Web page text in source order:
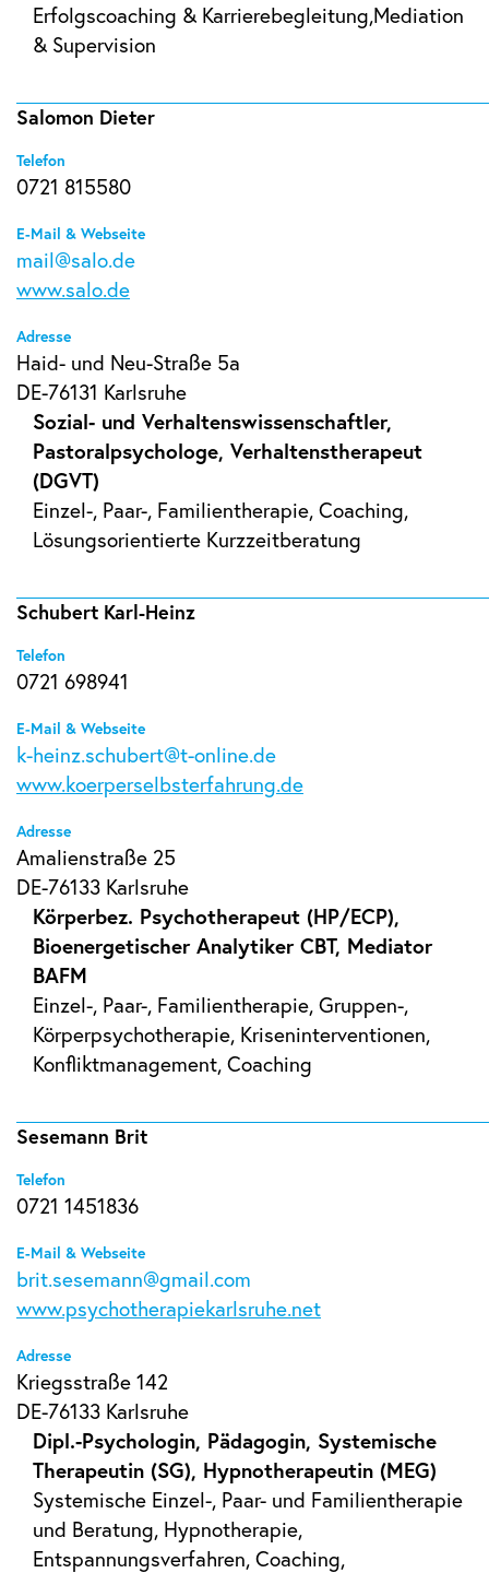
Erfolgscoaching & Karrierebegleitung,Mediation
& Supervision
Salomon Dieter
Telefon
0721 815580
E-Mail & Webseite
mail@salo.de
www.salo.de
Adresse
Haid- und Neu-Straße 5a
DE-76131 Karlsruhe
Sozial- und Verhaltenswissenschaftler,
Pastoralpsychologe, Verhaltenstherapeut
(DGVT)
Einzel-, Paar-, Familientherapie, Coaching,
Lösungsorientierte Kurzzeitberatung
Schubert Karl-Heinz
Telefon
0721 698941
E-Mail & Webseite
k-heinz.schubert@t-online.de
www.koerperselbsterfahrung.de
Adresse
Amalienstraße 25
DE-76133 Karlsruhe
Körperbez. Psychotherapeut (HP/ECP),
Bioenergetischer Analytiker CBT, Mediator
BAFM
Einzel-, Paar-, Familientherapie, Gruppen-,
Körperpsychotherapie, Kriseninterventionen,
Konfliktmanagement, Coaching
Sesemann Brit
Telefon
0721 1451836
E-Mail & Webseite
brit.sesemann@gmail.com
www.psychotherapiekarlsruhe.net
Adresse
Kriegsstraße 142
DE-76133 Karlsruhe
Dipl.-Psychologin, Pädagogin, Systemische
Therapeutin (SG), Hypnotherapeutin (MEG)
Systemische Einzel-, Paar- und Familientherapie
und Beratung, Hypnotherapie,
Entspannungsverfahren, Coaching,